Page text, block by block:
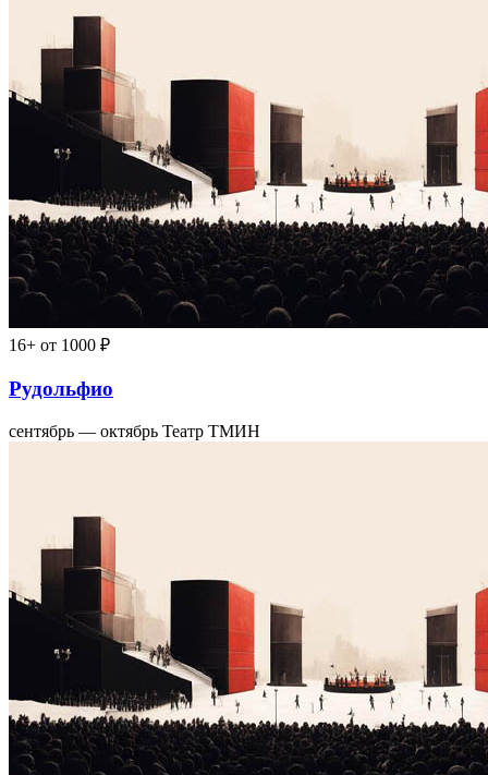
16+ от 1000 ₽
Рудольфио
сентябрь — октябрь Театр ТМИН